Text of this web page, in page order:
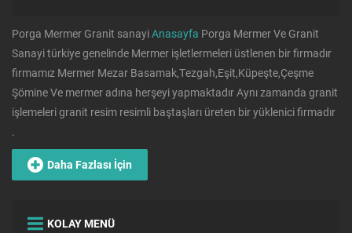
Porga Mermer Granit sanayiAnasayfa Porga Mermer Ve Granit
Sanayi türkiye genelinde Mermer işletlermeleri üstlenen bir firmadır
firmamız Mermer Mezar Basamak,Tezgah,Eşit,Küpeşte,Çeşme
Şömine Ve mermer adına herşeyi yapmaktadır Aynı zamanda granit
işlemeleri granit resim resimli baştaşları üreten bir yüklenici firmadır
.
Daha Fazlası İçin
KOLAY MENÜ